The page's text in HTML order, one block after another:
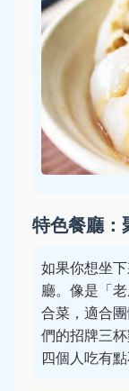
特色餐廳：
如果你想坐
廳。像是「
合菜，適合
們的招牌三
四個人吃有點